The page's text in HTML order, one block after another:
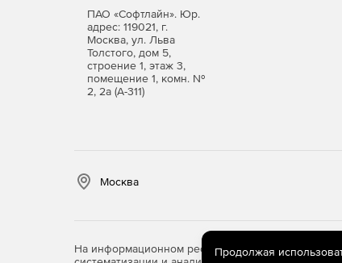
ПАО «Софтлайн». Юр.
адрес: 119021, г.
Москва, ул. Льва
Толстого, дом 5,
строение 1, этаж 3,
помещение 1, комн. №
2, 2а (А-311)
Москва
На информационном ресурсе store.softline.ru
Продолжая